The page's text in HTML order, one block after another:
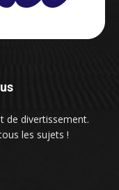
de divertissement.
les sujets !